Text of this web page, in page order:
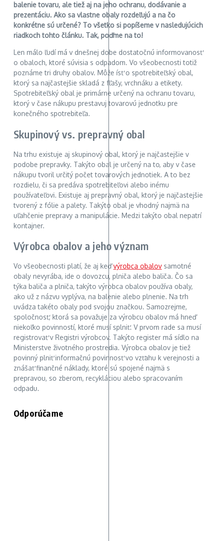
balenie tovaru, ale tiež aj na jeho ochranu, dodávanie a
prezentáciu. Ako sa vlastne obaly rozdeľujú a na čo
konkrétne sú určené? To všetko si popíšeme v nasledujúcich
riadkoch tohto článku. Tak, poďme na to!
Len málo ľudí má v dnešnej dobe dostatočnú informovanosť
o obaloch, ktoré súvisia s odpadom. Vo všeobecnosti totiž
poznáme tri druhy obalov. Môže ísť o spotrebiteľský obal,
ktorý sa najčastejšie skladá z fľašy, vrchnáku a etikety.
Spotrebiteľský obal je primárne určený na ochranu tovaru,
ktorý v čase nákupu prestavuj tovarovú jednotku pre
konečného spotrebiteľa.
Skupinový vs. prepravný obal
Na trhu existuje aj skupinový obal, ktorý je najčastejšie v
podobe prepravky. Takýto obal je určený na to, aby v čase
nákupu tvoril určitý počet tovarových jednotiek. A to bez
rozdielu, či sa predáva spotrebiteľovi alebo inému
používateľovi. Existuje aj prepravný obal, ktorý je najčastejšie
tvorený z fólie a palety. Takýto obal je vhodný najmä na
uľahčenie prepravy a manipulácie. Medzi takýto obal nepatrí
kontajner.
Výrobca obalov a jeho význam
Vo všeobecnosti platí, že aj keďvýrobca obalov samotné
obaly nevyrába, ide o dovozcu, plniča alebo baliča. Čo sa
týka baliča a plniča, takýto výrobca obalov používa obaly,
ako už z názvu vyplýva, na balenie alebo plnenie. Na trh
uvádza takéto obaly pod svojou značkou. Samozrejme,
spoločnosť, ktorá sa považuje za výrobcu obalov má hneď
niekoľko povinností, ktoré musí splniť. V prvom rade sa musí
registrovať v Registri výrobcov. Takýto register má sídlo na
Ministerstve životného prostredia. Výrobca obalov je tiež
povinný plniť informačnú povinnosť vo vzťahu k verejnosti a
znášať finančné náklady, ktoré sú spojené najmä s
prepravou, so zberom, recykláciou alebo spracovaním
odpadu.
Odporúčame